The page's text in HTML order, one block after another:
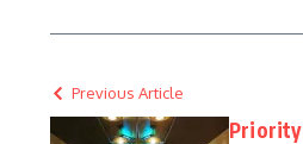
Previous Article
Priority